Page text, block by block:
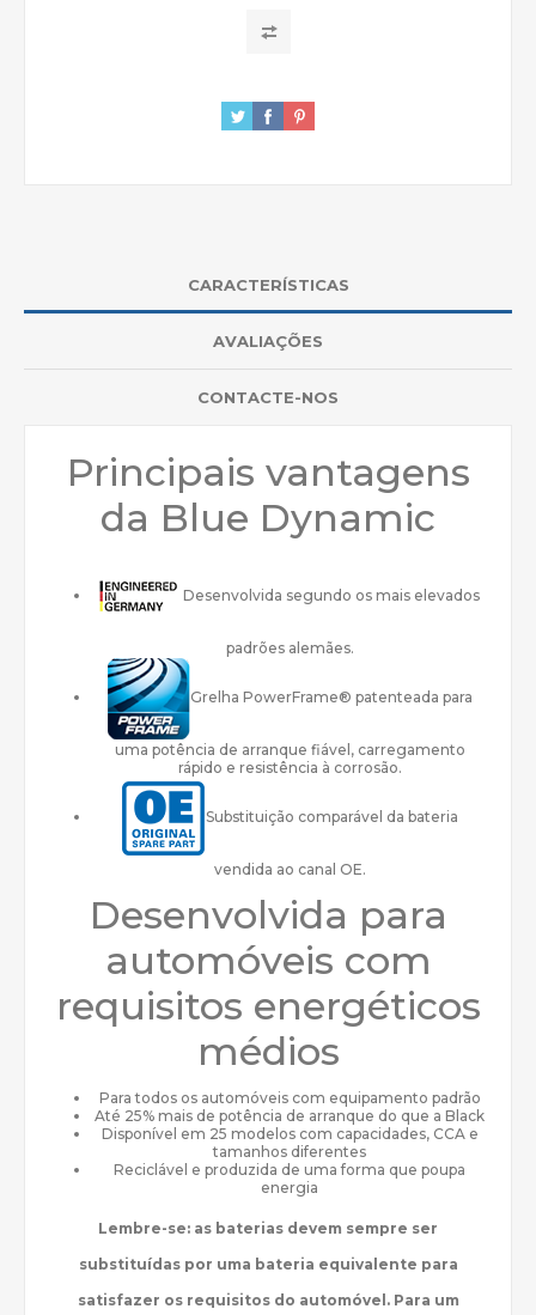
CARACTERÍSTICAS
AVALIAÇÕES
CONTACTE-NOS
Principais vantagens
da Blue Dynamic
Desenvolvida segundo os mais elevados
padrões alemães.
Grelha PowerFrame® patenteada para
uma potência de arranque fiável, carregamento
rápido e resistência à corrosão.
Substituição comparável da bateria
vendida ao canal OE.
Desenvolvida para
automóveis com
requisitos energéticos
médios
Para todos os automóveis com equipamento padrão
Até 25% mais de potência de arranque do que a Black
Disponível em 25 modelos com capacidades, CCA e
tamanhos diferentes
Reciclável e produzida de uma forma que poupa
energia
Lembre-se: as baterias devem sempre ser
substituídas por uma bateria equivalente para
satisfazer os requisitos do automóvel. Para um